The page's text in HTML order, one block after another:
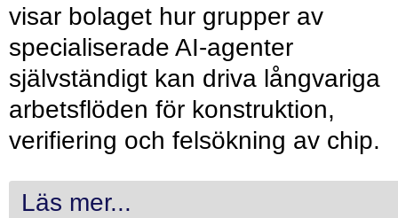
visar bolaget hur grupper av
specialiserade AI-agenter
självständigt kan driva långvariga
arbetsflöden för konstruktion,
verifiering och felsökning av chip.
Läs mer...